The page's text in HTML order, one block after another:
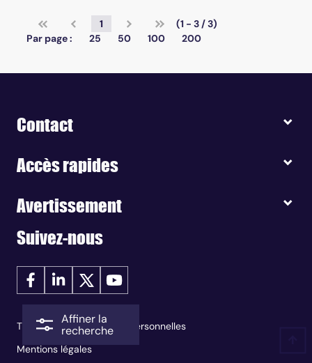
Affiner la
recherche
1
(1 - 3 / 3)
Par page :
25 50 100 200
Contact
Accès rapides
Avertissement
Suivez-nous
Traitement des données personnelles
Mentions légales